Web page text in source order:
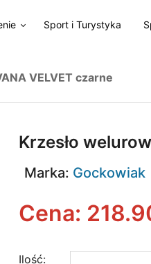
Sport i Turystyka
VELVET czarne
Krzesło
Marka: Gockowiak
Cena:
Ilość: